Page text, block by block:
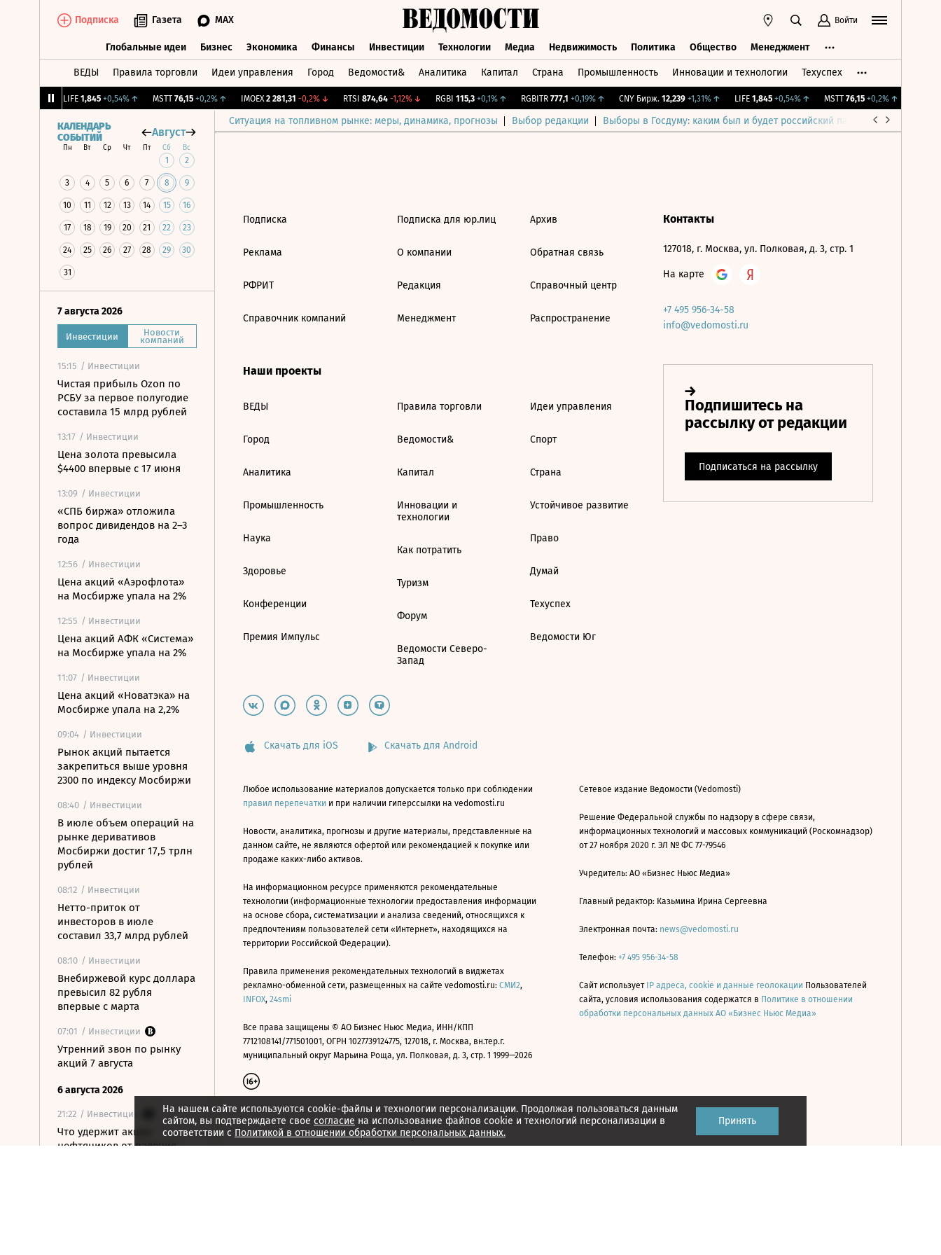
Подписка Газета MAX Войти
Глобальные идеи Бизнес Экономика Финансы Инвестиции Технологии Медиа Недвижимость Политика Общество Менеджмент
ВЕДЫ Правила торговли Идеи управления Город Ведомости& Аналитика Капитал Страна Промышленность Инновации и технологии Техуспех
LIFE 1,845 +0,54%↑ MSTT 76,15 +0,2%↑ IMOEX 2 281,31 -0,2%↓ RTSI 874,64 -1,12%↓ RGBI 115,3 +0,1%↑ RGBITR 777,1 +0,19%↑ CNY Бирж. 12,239 +1,31%↑ LIFE 1,845 +0,54%↑ MSTT 76,15 +0,2%↑
Ситуация на топливном рынке: меры, динамика, прогнозы Выбор редакции Выборы в Госдуму: каким был и будет российский парламент
КАЛЕНДАРЬ
СОБЫТИЙ
Август
Пн Вт Ср Чт Пт Сб Вс
1 2
3 4 5 6 7 8 9
10 11 12 13 14 15 16
17 18 19 20 21 22 23
24 25 26 27 28 29 30
31
7 августа 2026
Инвестиции Новости
компаний
15:15 / Инвестиции
Чистая прибыль Ozon по
РСБУ за первое полугодие
составила 15 млрд рублей
13:17 / Инвестиции
Цена золота превысила
$4400 впервые с 17 июня
13:09 / Инвестиции
«СПБ биржа» отложила
вопрос дивидендов на 2–3
года
12:56 / Инвестиции
Цена акций «Аэрофлота»
на Мосбирже упала на 2%
12:55 / Инвестиции
Цена акций АФК «Система»
на Мосбирже упала на 2%
11:07 / Инвестиции
Цена акций «Новатэка» на
Мосбирже упала на 2,2%
09:04 / Инвестиции
Рынок акций пытается
закрепиться выше уровня
2300 по индексу Мосбиржи
08:40 / Инвестиции
В июле объем операций на
рынке деривативов
Мосбиржи достиг 17,5 трлн
рублей
08:12 / Инвестиции
Нетто-приток от
инвесторов в июле
составил 33,7 млрд рублей
08:10 / Инвестиции
Внебиржевой курс доллара
превысил 82 рубля
впервые с марта
07:01 / Инвестиции
Утренний звон по рынку
акций 7 августа
6 августа 2026
21:22 / Инвестиции
Что удержит акции
нефтяников от падения
На нашем сайте используются cookie-файлы и технологии персонализации. Продолжая пользоваться данным
сайтом, вы подтверждаете свое согласие на использование файлов cookie и технологий персонализации в
соответствии с Политикой в отношении обработки персональных данных.
Принять
Подписка
Реклама
РФРИТ
Справочник компаний
Подписка для юр.лиц
О компании
Редакция
Менеджмент
Архив
Обратная связь
Справочный центр
Распространение
Наши проекты
ВЕДЫ
Город
Аналитика
Промышленность
Наука
Здоровье
Конференции
Премия Импульс
Правила торговли
Ведомости&
Капитал
Инновации и
технологии
Как потратить
Туризм
Форум
Ведомости Северо-
Запад
Идеи управления
Спорт
Страна
Устойчивое развитие
Право
Думай
Техуспех
Ведомости Юг
Контакты
127018, г. Москва, ул. Полковая, д. 3, стр. 1
На карте
+7 495 956-34-58
info@vedomosti.ru
Скачать для iOS Скачать для Android
Любое использование материалов допускается только при соблюдении
правил перепечатки и при наличии гиперссылки на vedomosti.ru
Новости, аналитика, прогнозы и другие материалы, представленные на
данном сайте, не являются офертой или рекомендацией к покупке или
продаже каких-либо активов.
На информационном ресурсе применяются рекомендательные
технологии (информационные технологии предоставления информации
на основе сбора, систематизации и анализа сведений, относящихся к
предпочтениям пользователей сети «Интернет», находящихся на
территории Российской Федерации).
Правила применения рекомендательных технологий в виджетах
рекламно-обменной сети, размещенных на сайте vedomosti.ru: СМИ2,
INFOX, 24smi
Все права защищены © АО Бизнес Ньюс Медиа, ИНН/КПП
7712108141/771501001, ОГРН 1027739124775, 127018, г. Москва, вн.тер.г.
муниципальный округ Марьина Роща, ул. Полковая, д. 3, стр. 1 1999—2026
Сетевое издание Ведомости (Vedomosti)
Решение Федеральной службы по надзору в сфере связи,
информационных технологий и массовых коммуникаций (Роскомнадзор)
от 27 ноября 2020 г. ЭЛ № ФС 77-79546
Учредитель: АО «Бизнес Ньюс Медиа»
Главный редактор: Казьмина Ирина Сергеевна
Электронная почта: news@vedomosti.ru
Телефон: +7 495 956-34-58
Сайт использует IP адреса, cookie и данные геолокации Пользователей
сайта, условия использования содержатся в Политике в отношении
обработки персональных данных АО «Бизнес Ньюс Медиа»